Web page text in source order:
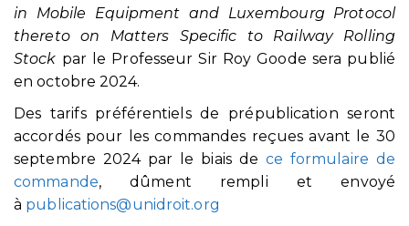
in Mobile Equipment and Luxembourg Protocol
thereto on Matters Specific to Railway Rolling
Stock par le Professeur Sir Roy Goode sera publié
en octobre 2024.
Des tarifs préférentiels de prépublication seront
accordés pour les commandes reçues avant le 30
septembre 2024 par le biais de ce formulaire de
commande, dûment rempli et envoyé
à publications@unidroit.org